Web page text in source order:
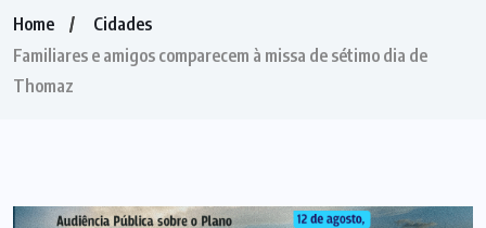
Home
Cidades
Familiares e amigos comparecem à missa de sétimo dia de
Thomaz